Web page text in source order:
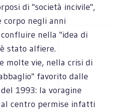
di "società incivile",
corpo negli anni
nella "idea di
stato alfiere.
molte vie, nella crisi di
favorito dalle
1993: la voragine
centro permise infatti